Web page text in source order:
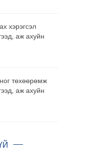
хэрэгсэл
аж ахуйн
төхөөрөмж
аж ахуйн